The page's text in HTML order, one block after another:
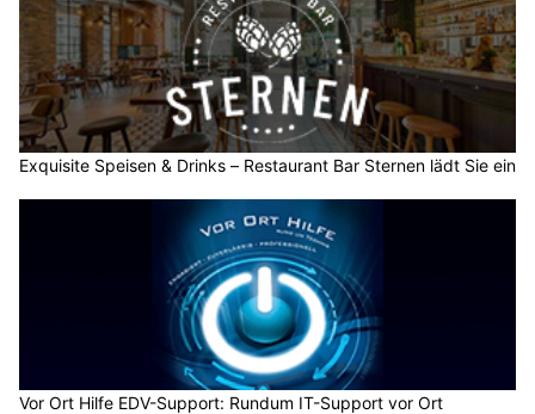
Exquisite Speisen & Drinks – Restaurant Bar Sternen lädt Sie ein
Vor Ort Hilfe EDV-Support: Rundum IT-Support vor Ort